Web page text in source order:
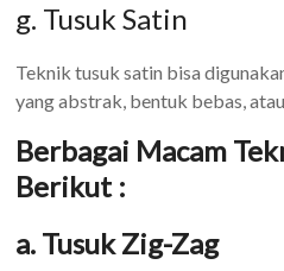
g. Tusuk Satin
Teknik tusuk satin bisa
yang abstrak, bentuk bebas,
Berbagai Macam
Berikut :
a. Tusuk Zig-Zag